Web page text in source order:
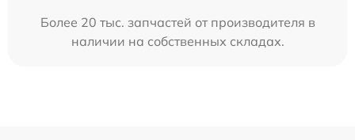
Более 20 тыс. запчастей от производителя в
наличии на собственных складах.